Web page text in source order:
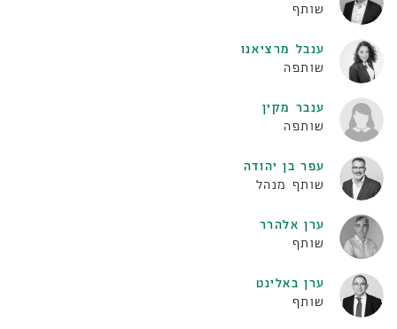
שותף
ענבל מרציאנו
שותפה
ענבר מקין
שותפה
עפר בן יהודה
שותף מנהל
ערן אלהרר
שותף
ערן באלינט
שותף